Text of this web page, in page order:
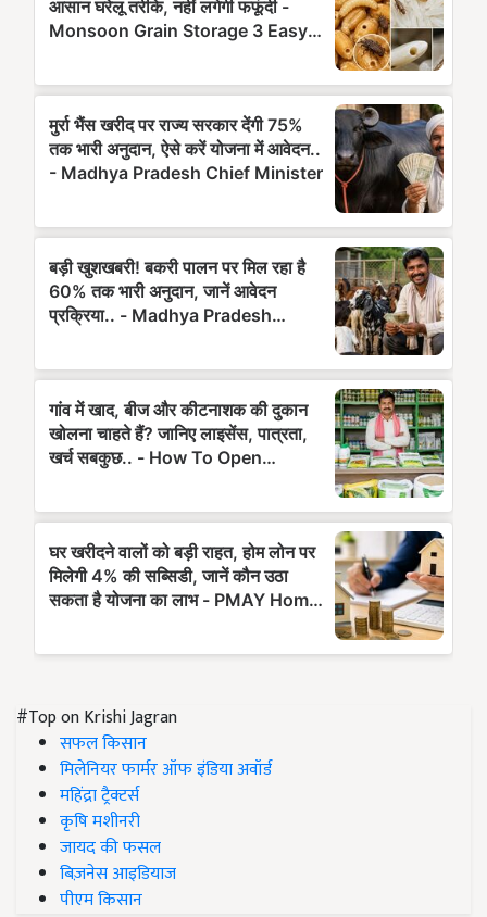
#Top on Krishi Jagran
सफल किसान
मिलेनियर फार्मर ऑफ इंडिया अवॉर्ड
महिंद्रा ट्रैक्टर्स
कृषि मशीनरी
जायद की फसल
बिज़नेस आइडियाज
पीएम किसान